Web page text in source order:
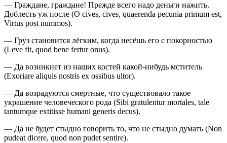
— Граждане, граждане! Прежде всего надо деньги нажить.
Доблесть уж после (О cives, cives, quaerenda pecunia primum est,
Virtus post nummos).
— Груз становится лёгким, когда несёшь его с покорностью
(Leve fit, quod bene fertur onus).
— Да возникнет из наших костей какой-нибудь мститель
(Exoriare aliquis nostris ex ossibus ultor).
— Да возрадуются смертные, что существовало такое
украшение человеческого рода (Sibi gratulentur mortales, tale
tantumque extitisse humani generis decus).
— Да не будет стыдно говорить то, что не стыдно думать (Non
pudeat dicere, quod non pudet sentire).